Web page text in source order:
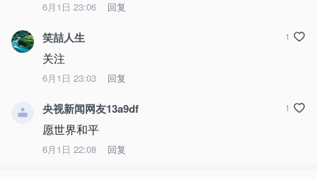
6月1日 23:06 回复
笑喆人生
关注
6月1日 23:03 回复
1
央视新闻网友13a9df
愿世界和平
6月1日 22:08 回复
1